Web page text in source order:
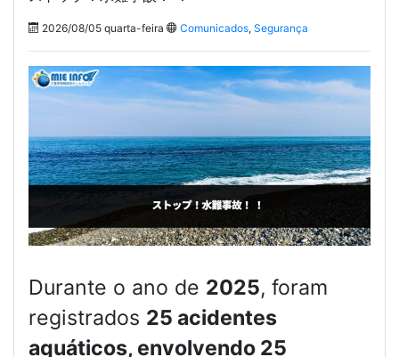
2026/08/05 quarta-feira Comunicados, Segurança
Durante o ano de 2025, foram
registrados 25 acidentes
aquáticos, envolvendo 25